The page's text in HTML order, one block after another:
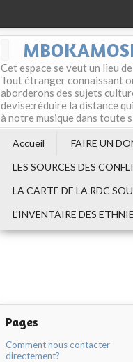
Cet espace se veut un lieu
Tout étranger connaissant
aborderons des sujets
devise:réduire la distance
à notre musique dans toute
Accueil FAIRE UN
LES SOURCES DES
LA CARTE DE LA RDC
L'INVENTAIRE DES
Pages
Comment nous contacter
directement?